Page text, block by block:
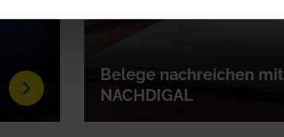
Belege nachreichen mit
NACHDIGAL